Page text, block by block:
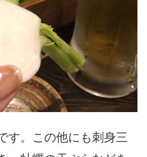
す。この他にも刺身三